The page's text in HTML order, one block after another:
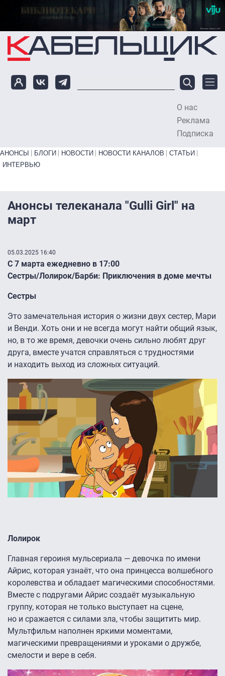
Перейти к основному содержанию
О нас
Реклама
Подписка
Primary links bottom
АНОНСЫ БЛОГИ НОВОСТИ НОВОСТИ КАНАЛОВ
СТАТЬИ
ИНТЕРВЬЮ
Анонсы телеканала "Gulli Girl" на
март
05.03.2025 16:40
С 7 марта ежедневно в 17:00
Сестры/Лолирок/Барби: Приключения в доме мечты
Сестры
Это замечательная история о жизни двух сестер, Мари
и Венди. Хоть они и не всегда могут найти общий язык,
но, в то же время, девочки очень сильно любят друг
друга, вместе учатся справляться с трудностями
и находить выход из сложных ситуаций.
Лолирок
Главная героиня мульсериала — девочка по имени
Айрис, которая узнаёт, что она принцесса волшебного
королевства и обладает магическими способностями.
Вместе с подругами Айрис создаёт музыкальную
группу, которая не только выступает на сцене,
но и сражается с силами зла, чтобы защитить мир.
Мультфильм наполнен яркими моментами,
магическими превращениями и уроками о дружбе,
смелости и вере в себя.